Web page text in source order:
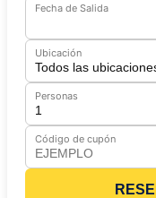
Fecha de Salida
Ubicación
Personas
Código de cupón